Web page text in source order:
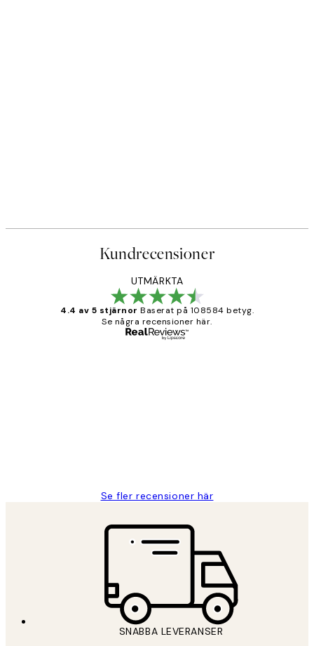
Kundrecensioner
UTMÄRKTA
4.4 av 5 stjärnor Baserat på 108584 betyg.
Se några recensioner här.
Se fler recensioner här
SNABBA LEVERANSER